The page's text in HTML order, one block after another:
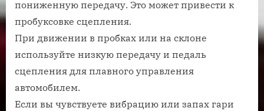
пониженную передачу. Это может привести к
пробуксовке сцепления.
При движении в пробках или на склоне
используйте низкую передачу и педаль
сцепления для плавного управления
автомобилем.
Если вы чувствуете вибрацию или запах гари